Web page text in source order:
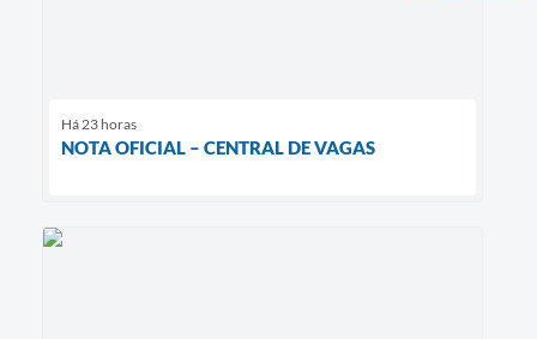
Há 23 horas
NOTA OFICIAL – CENTRAL DE VAGAS